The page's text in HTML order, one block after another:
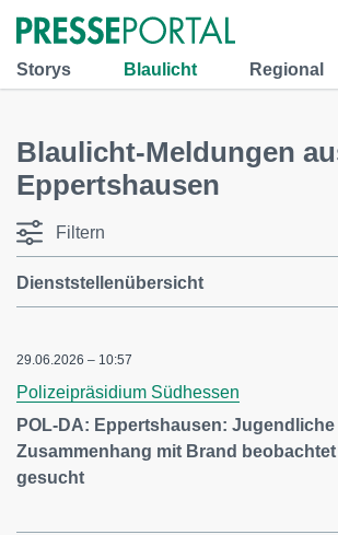
Storys Blaulicht Regional
Blaulicht-Meldungen
Eppertshausen
Filtern
Dienststellenübersicht
29.06.2026 – 10:57
Polizeipräsidium Südhessen
POL-DA: Eppertshausen: Jugendliche
Zusammenhang mit Brand beobachtet
gesucht